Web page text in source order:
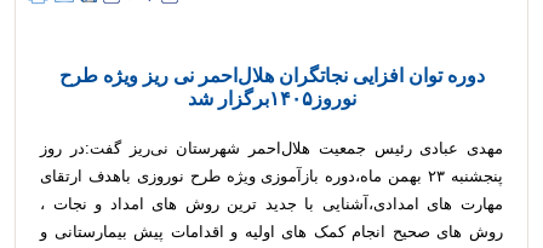
دوره توان افزایی نجاتگران هلال‌احمر نی ریز ویژه طرح
نوروز۱۴۰۵برگزار شد
مهدی عبادی رئیس جمعیت هلال‌احمر شهرستان نی‌ریز گفت:در روز
پنجشنبه ۲۳ بهمن ماه،دوره بازآموزی ویژه طرح نوروزی باهدف ارتقای
مهارت های امدادی،آشنایی با جدید ترین روش های امداد و نجات ،
روش های صحیح انجام کمک های اولیه و اقدامات پیش بیمارستانی و